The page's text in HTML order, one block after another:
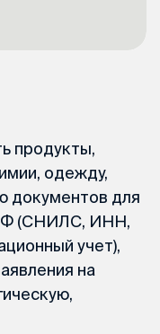
продукты,
одежду,
документов для
(СНИЛС, ИНН,
учет),
на